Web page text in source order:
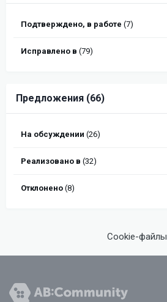
Подтверждено, в работе (7)
Исправлено в (79)
Предложения (66)
На обсуждении (26)
Реализовано в (32)
Отклонено (8)
Cookie-файлы